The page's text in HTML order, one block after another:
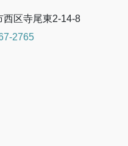
西区寺尾東2-14-8
2765